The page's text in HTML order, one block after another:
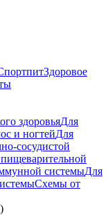
Здоровое
здоровьяДля
и ногтейДля
сосудистой
системыДля
Схемы от